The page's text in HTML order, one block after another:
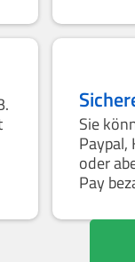
Sie
Paypal,
oder
Pay